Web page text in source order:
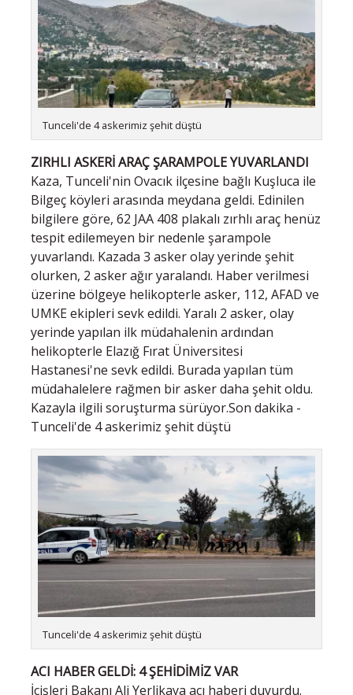
Tunceli'de 4 askerimiz şehit düştü
ZIRHLI ASKERİ ARAÇ ŞARAMPOLE YUVARLANDI
Kaza, Tunceli'nin Ovacık ilçesine bağlı Kuşluca ile
Bilgeç köyleri arasında meydana geldi. Edinilen
bilgilere göre, 62 JAA 408 plakalı zırhlı araç henüz
tespit edilemeyen bir nedenle şarampole
yuvarlandı. Kazada 3 asker olay yerinde şehit
olurken, 2 asker ağır yaralandı. Haber verilmesi
üzerine bölgeye helikopterle asker, 112, AFAD ve
UMKE ekipleri sevk edildi. Yaralı 2 asker, olay
yerinde yapılan ilk müdahalenin ardından
helikopterle Elazığ Fırat Üniversitesi
Hastanesi'ne sevk edildi. Burada yapılan tüm
müdahalelere rağmen bir asker daha şehit oldu.
Kazayla ilgili soruşturma sürüyor.Son dakika -
Tunceli'de 4 askerimiz şehit düştü
Tunceli'de 4 askerimiz şehit düştü
ACI HABER GELDİ: 4 ŞEHİDİMİZ VAR
İçişleri Bakanı Ali Yerlikaya acı haberi duyurdu.